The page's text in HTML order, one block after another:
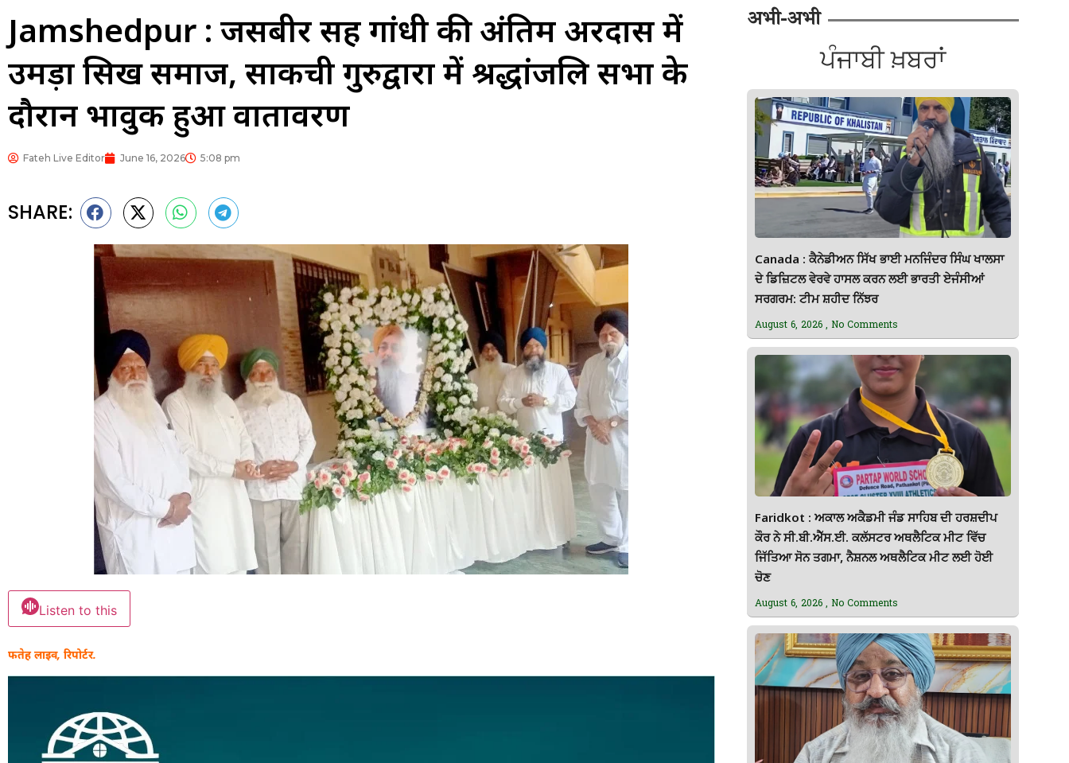
Jamshedpur : जसबीर सिंह गांधी की अंतिम अरदास में
उमड़ा सिख समाज, साकची गुरुद्वारा में श्रद्धांजलि सभा के
दौरान भावुक हुआ वातावरण
Fateh Live Editor June 16, 2026 5:08 pm
SHARE:
Listen to this
फतेह लाइव, रिपोर्टर.
अभी-अभी
ਪੰਜਾਬੀ ਖ਼ਬਰਾਂ
Canada : ਕੈਨੇਡੀਅਨ ਸਿੱਖ ਭਾਈ ਮਨਜਿੰਦਰ ਸਿੰਘ ਖਾਲਸਾ
ਦੇ ਡਿਜ਼ਿਟਲ ਵੇਰਵੇ ਹਾਸਲ ਕਰਨ ਲਈ ਭਾਰਤੀ ਏਜੰਸੀਆਂ
ਸਰਗਰਮ: ਟੀਮ ਸ਼ਹੀਦ ਨਿੱਝਰ
August 6, 2026 No Comments
Faridkot : ਅਕਾਲ ਅਕੈਡਮੀ ਜੰਡ ਸਾਹਿਬ ਦੀ ਹਰਸ਼ਦੀਪ
ਕੌਰ ਨੇ ਸੀ.ਬੀ.ਐੱਸ.ਈ. ਕਲੱਸਟਰ ਅਥਲੈਟਿਕ ਮੀਟ ਵਿੱਚ
ਜਿੱਤਿਆ ਸੋਨ ਤਗਮਾ, ਨੈਸ਼ਨਲ ਅਥਲੈਟਿਕ ਮੀਟ ਲਈ ਹੋਈ
ਚੋਣ
August 6, 2026 No Comments